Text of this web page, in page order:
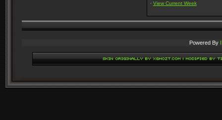
· View Current Week
Powered By